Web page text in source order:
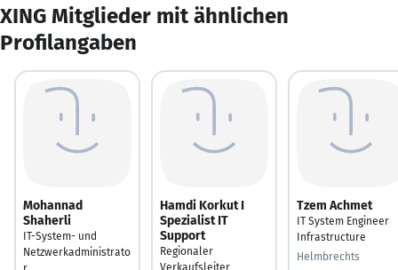
XING Mitglieder mit ähnlichen
Profilangaben
Mohannad
Shaherli
IT-System- und
Netzwerkadministrato
Hamdi Korkut I
Spezialist IT
Support
Regionaler
Verkaufsleiter
Tzem Achmet
IT System Engineer
Infrastructure
Helmbrechts